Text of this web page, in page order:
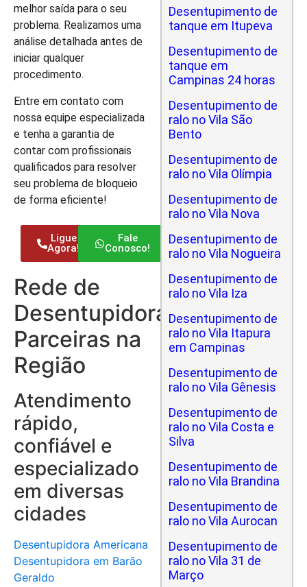
melhor saída para o seu
problema. Realizamos uma
análise detalhada antes de
iniciar qualquer
procedimento.
Entre em contato com
nossa equipe especializada
e tenha a garantia de
contar com profissionais
qualificados para resolver
seu problema de bloqueio
de forma eficiente!
Ligue
Agora!
Fale
Conosco!
Rede de
Desentupidoras
Parceiras na
Região
Atendimento
rápido,
confiável e
especializado
em diversas
cidades
Desentupidora Americana
Desentupidora em Barão
Geraldo
Desentupimento de
tanque em Itupeva
Desentupimento de
tanque em
Campinas 24 horas
Desentupimento de
ralo no Vila São
Bento
Desentupimento de
ralo no Vila Olímpia
Desentupimento de
ralo no Vila Nova
Desentupimento de
ralo no Vila Nogueira
Desentupimento de
ralo no Vila Iza
Desentupimento de
ralo no Vila Itapura
em Campinas
Desentupimento de
ralo no Vila Gênesis
Desentupimento de
ralo no Vila Costa e
Silva
Desentupimento de
ralo no Vila Brandina
Desentupimento de
ralo no Vila Aurocan
Desentupimento de
ralo no Vila 31 de
Março